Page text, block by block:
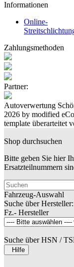
Informationen
Online-
Zahlungsmethoden
Partner:
Autoverwertung
2026 by modified
template überarteitet
Shop durchsuchen
Bitte geben Sie hier
Ersatzteilnummern
Fahrzeug-Auswahl
Suche über Hersteller:
Fz.- Hersteller
Suche über HSN /
Hilfe